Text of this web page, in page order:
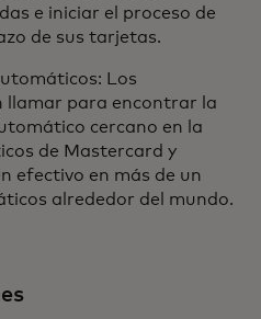
e iniciar el proceso de
de sus tarjetas.
Los
llamar para encontrar la
cercano en la
de Mastercard y
efectivo en más de un
alrededor del mundo.